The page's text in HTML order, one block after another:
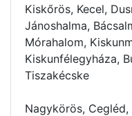
Kiskőrös, Kecel,
Jánoshalma,
Mórahalom,
Kiskunfélegyháza,
Tiszakécske
Nagykörös,